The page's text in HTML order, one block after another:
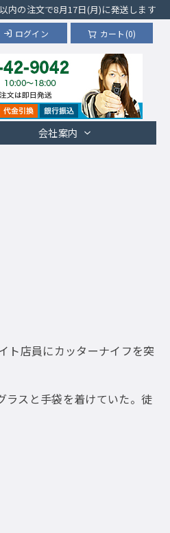
内の注文で8月17日(月)に発送します
カート(0)
ログイン
会社案内
ト店員にカッターナイフを突
ラスと手袋を着けていた。徒